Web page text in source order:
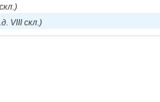
VIII скл.)